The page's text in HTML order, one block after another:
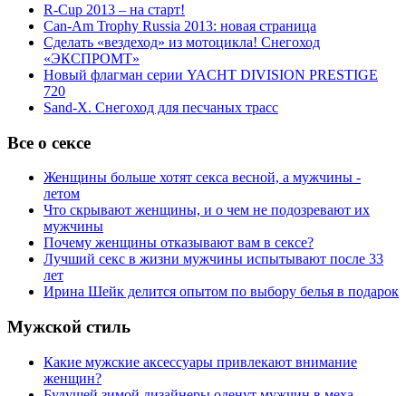
R-Cup 2013 – на старт!
Can-Am Trophy Russia 2013: новая страница
Сделать «вездеход» из мотоцикла! Снегоход
«ЭКСПРОМТ»
Новый флагман серии YACHT DIVISION PRESTIGE
720
Sand-X. Снегоход для песчаных трасс
Все о сексе
Женщины больше хотят секса весной, а мужчины -
летом
Что скрывают женщины, и о чем не подозревают их
мужчины
Почему женщины отказывают вам в сексе?
Лучший секс в жизни мужчины испытывают после 33
лет
Ирина Шейк делится опытом по выбору белья в подарок
Мужской стиль
Какие мужские аксессуары привлекают внимание
женщин?